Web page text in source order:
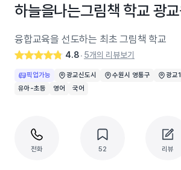
하늘을나는그림책 학교 광
융합교육을 선도하는 최초 그림책 학교
4.8‧ 5개의 리뷰보기
픽업가능 광교신도시 수원시 영통구 광교
유아-초등
영어 국어
전화 52 리뷰